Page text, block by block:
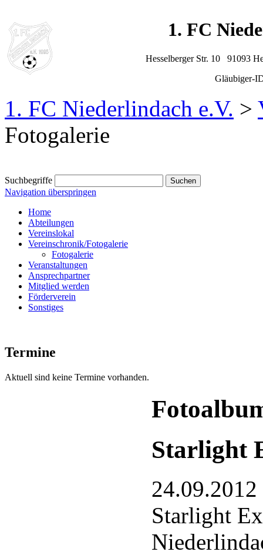
1. FC
Hesselberger Str. 10 91093
Gläubiger-
1. FC Niederlindach e.V. >
Fotogalerie
Suchbegriffe
Navigation überspringen
Home
Abteilungen
Vereinslokal
Vereinschronik/Fotogalerie
Fotogalerie
Veranstaltungen
Ansprechpartner
Mitglied werden
Förderverein
Sonstiges
Termine
Aktuell sind keine Termine vorhanden.
Starlight
24.09.2012
Starlight